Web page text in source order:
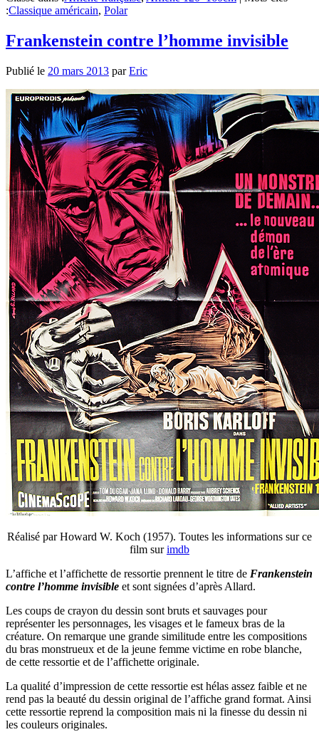
:Classique américain, Polar
Frankenstein contre l’homme invisible
Publié le 20 mars 2013 parEric
Réalisé par Howard W. Koch (1957). Toutes les informations sur ce
film surimdb
L’affiche et l’affichette de ressortie prennent le titre de Frankenstein
contre l’homme invisible et sont signées d’après Allard.
Les coups de crayon du dessin sont bruts et sauvages pour
représenter les personnages, les visages et le fameux bras de la
créature. On remarque une grande similitude entre les compositions
du bras monstrueux et de la jeune femme victime en robe blanche,
de cette ressortie et de l’affichette originale.
La qualité d’impression de cette ressortie est hélas assez faible et ne
rend pas la beauté du dessin original de l’affiche grand format. Ainsi
cette ressortie reprend la composition mais ni la finesse du dessin ni
les couleurs originales.